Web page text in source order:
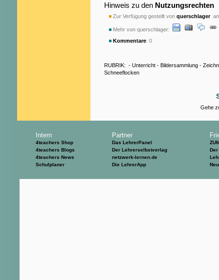
Hinweis zu den Nutzungsrechten
Zur Verfügung gestellt von querschlageram
Mehr von querschlager:
Kommentare: 0
RUBRIK: - Unterricht - Bildersammlung -
Schneeflocken
Gehe
Intern
4teachers Shop
4teachers Blogs
4teachers News
Schulplaner
Partner
Das LehrerPanel
Der Lehrerselbstverlag
netzwerk-lernen.de
Die LehrerApp